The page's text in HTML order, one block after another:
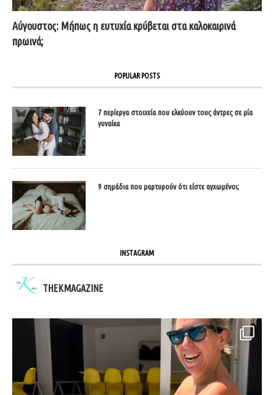
Αύγουστος: Μήπως η ευτυχία κρύβεται στα καλοκαιρινά
πρωινά;
POPULAR POSTS
7 περίεργα στοιχεία που ελκύουν τους άντρες σε μία
γυναίκα
9 σημάδια που μαρτυρούν ότι είστε αγχωμένοι;
INSTAGRAM
THEKMAGAZINE